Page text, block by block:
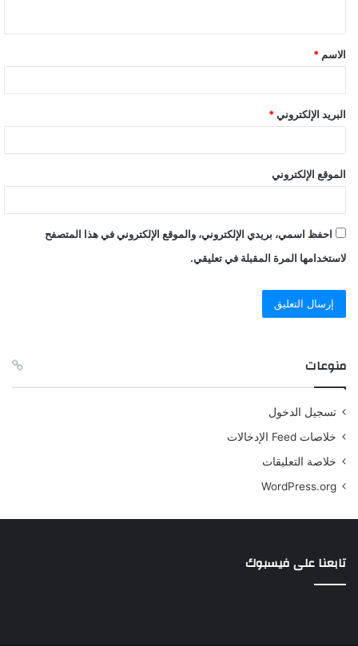
ق
*
الاسم *
البريد الإلكتروني *
الموقع الإلكتروني
احفظ اسمي، بريدي الإلكتروني، والموقع الإلكتروني في هذا المتصفح
لاستخدامها المرة المقبلة في تعليقي.
منوعات
تسجيل الدخول
خلاصات Feed الإدخالات
خلاصة التعليقات
WordPress.org
تابعنا على فيسبوك